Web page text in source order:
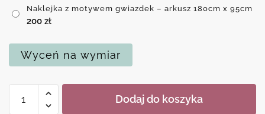
Naklejka z motywem gwiazdek – arkusz 180cm x 95cm
200 zł
Wyceń na wymiar
Naklejka
Dodaj do koszyka